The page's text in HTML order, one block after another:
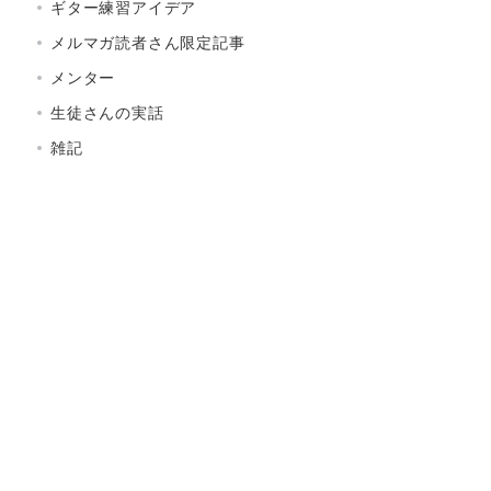
ギター練習アイデア
メルマガ読者さん限定記事
メンター
生徒さんの実話
雑記